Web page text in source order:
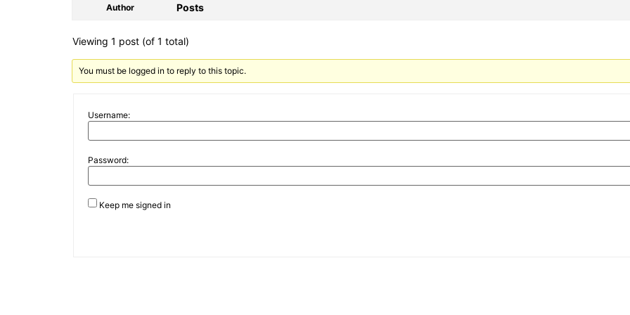
Author Posts
Viewing 1 post (of 1 total)
You must be logged in to reply to this topic.
Username:
Password:
Keep me signed in